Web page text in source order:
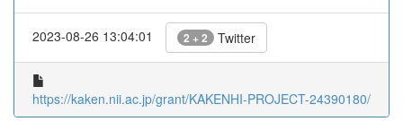
2023-08-26 13:04:01 2 + 2 Twitter
https://kaken.nii.ac.jp/grant/KAKENHI-PROJECT-24390180/